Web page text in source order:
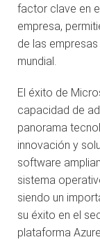
factor clave en
empresa,
de las
mundial.
El éxito de
capacidad de
panorama
innovación y
software
sistema
siendo un
su éxito en el
plataforma